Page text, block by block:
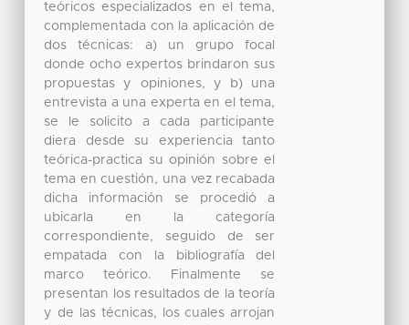
teóricos especializados en el tema,
complementada con la aplicación de
dos técnicas: a) un grupo focal
donde ocho expertos brindaron sus
propuestas y opiniones, y b) una
entrevista a una experta en el tema,
se le solicito a cada participante
diera desde su experiencia tanto
teórica-practica su opinión sobre el
tema en cuestión, una vez recabada
dicha información se procedió a
ubicarla en la categoría
correspondiente, seguido de ser
empatada con la bibliografía del
marco teórico. Finalmente se
presentan los resultados de la teoría
y de las técnicas, los cuales arrojan